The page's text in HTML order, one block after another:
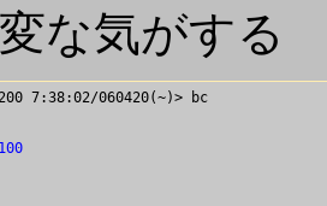
な気がする
7:38:02/060420(~)> bc